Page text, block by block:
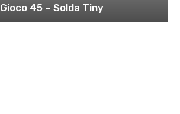
45 – Solda Tiny